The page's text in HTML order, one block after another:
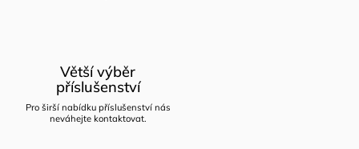
Větší výběr
příslušenství
Pro širší nabídku příslušenství nás
neváhejte kontaktovat.